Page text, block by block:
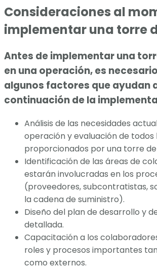
Consideraciones al
implementar una torre
Antes de implementar una
en una operación, es
algunos factores que ayudan
continuación de la
Análisis de las necesidades
operación y evaluación de todos
proporcionados por una torre
Identificación de las áreas de
estarán involucradas en los
(proveedores, subcontratistas,
la cadena de suministro).
Diseño del plan de desarrollo y
detallada.
Capacitación a los
roles y procesos importantes
como externos.